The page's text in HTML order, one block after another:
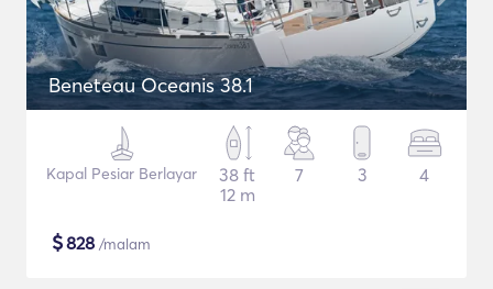
Beneteau Oceanis 38.1
Kapal Pesiar Berlayar
38 ft
12 m
7 3 4
$828 /malam